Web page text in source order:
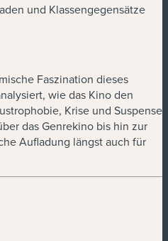
und Klassengegensätze
Faszination dieses
wie das Kino den
Krise und Suspense
das Genrekino bis hin zur
Aufladung längst auch für